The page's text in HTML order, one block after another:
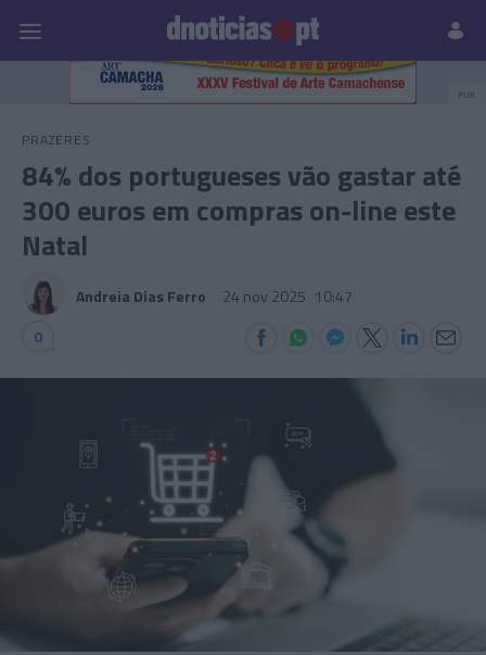
Prazeres Paisagens
PUB
PRAZERES
84% dos portugueses vão gastar até
300 euros em compras on-line este
Natal
Andreia Dias Ferro 24 nov 2025 10:47
0